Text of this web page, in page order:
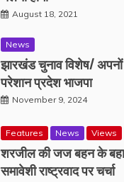
August 18, 2021
News
झारखंड चुनाव विशेष/
परेशान प्रदेश भाजपा
November 9, 2024
Features News Views
शरजील की जज बहन के
समावेशी राष्ट्रवाद पर चर्चा